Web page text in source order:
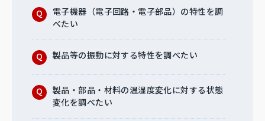
電子機器（電子回路・電子部品）の特性を調
べたい
製品等の振動に対する特性を調べたい
製品・部品・材料の温湿度変化に対する状態
変化を調べたい